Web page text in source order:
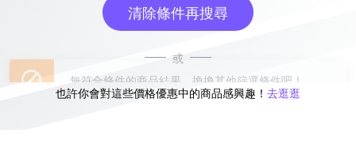
清除條件再搜尋
或
也許你會對這些價格優惠中的商品感興趣！ 去逛逛